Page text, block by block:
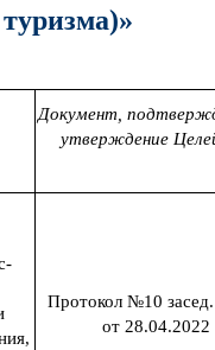
Документ,
утверждение
Протокол №10
от 28.04.2022